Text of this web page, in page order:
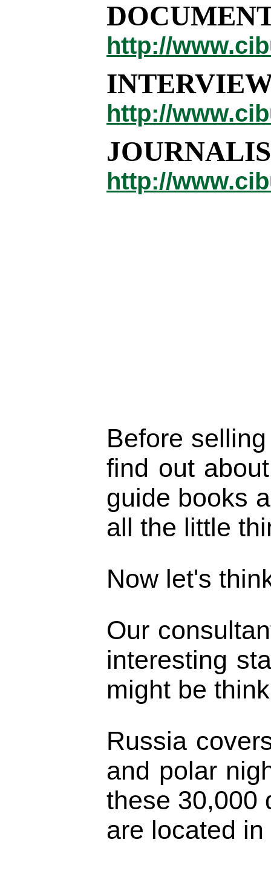
http://
http://
http://
Before
find out
guide books
all the little
Now let's
Our
interesting
might be
Russia
and polar
these 30,000
are located